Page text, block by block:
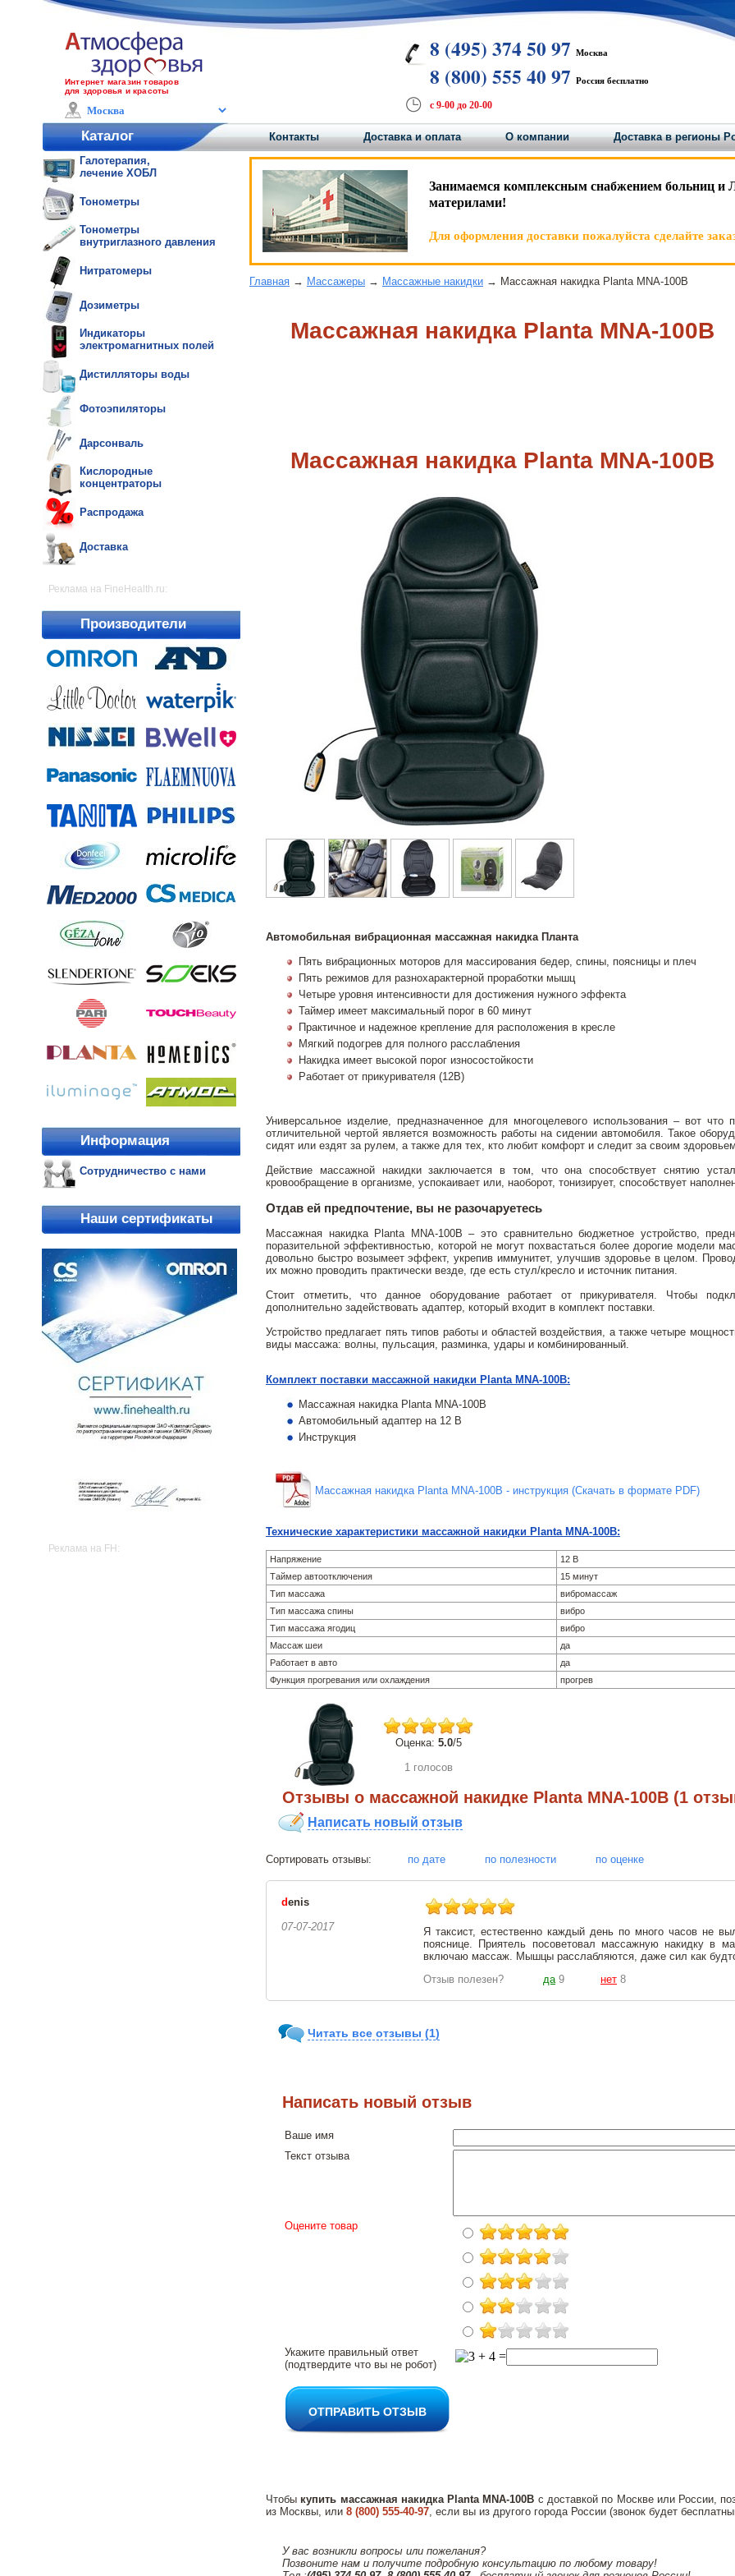
Интернет магазин товаров
для здоровья и красоты
8 (495) 374 50 97 Москва
8 (800) 555 40 97 Россия бесплатно
с 9-00 до 20-00
Каталог Контакты Доставка и оплата О компании
Доставка в регионы
Галотерапия,
лечение ХОБЛ
Тонометры
Тонометры
внутриглазного давления
Нитратомеры
Дозиметры
Индикаторы
электромагнитных полей
Дистилляторы воды
Фотоэпиляторы
Дарсонваль
Кислородные
концентраторы
Распродажа
Доставка
Реклама на FineHealth.ru:
Производители
Информация
Сотрудничество с нами
Наши сертификаты
Реклама на FH:
Занимаемся комплексным снабжением больниц
материлами!
Для оформления доставки пожалуйста сделайте
Главная → Массажеры → Массажные накидки → Массажная накидка Planta MNA-100B
Массажная накидка Planta MNA-100B
Массажная накидка Planta MNA-100B
Автомобильная вибрационная массажная накидка Планта
Пять вибрационных моторов для массирования бедер, спины, поясницы и плеч
Пять режимов для разнохарактерной проработки мышц
Четыре уровня интенсивности для достижения нужного эффекта
Таймер имеет максимальный порог в 60 минут
Практичное и надежное крепление для расположения в кресле
Мягкий подогрев для полного расслабления
Накидка имеет высокой порог износостойкости
Работает от прикуривателя (12В)
Универсальное изделие, предназначенное для многоцелевого использования – вот
отличительной чертой является возможность работы на сидении автомобиля. Такое
сидят или ездят за рулем, а также для тех, кто любит комфорт и следит за своим
Действие массажной накидки заключается в том, что она способствует снятию
кровообращение в организме, успокаивает или, наоборот, тонизирует, способствует
Отдав ей предпочтение, вы не разочаруетесь
Массажная накидка Planta MNA-100B – это сравнительно бюджетное устройство,
поразительной эффективностью, которой не могут похвастаться более дорогие модели
довольно быстро возымеет эффект, укрепив иммунитет, улучшив здоровье в целом.
их можно проводить практически везде, где есть стул/кресло и источник питания.
Стоит отметить, что данное оборудование работает от прикуривателя. Чтобы
дополнительно задействовать адаптер, который входит в комплект поставки.
Устройство предлагает пять типов работы и областей воздействия, а также четыре
виды массажа: волны, пульсация, разминка, удары и комбинированный.
Комплект поставки массажной накидки Planta MNA-100B:
Массажная накидка Planta MNA-100B
Автомобильный адаптер на 12 В
Инструкция
Массажная накидка Planta MNA-100B - инструкция (Скачать в формате PDF)
Технические характеристики массажной накидки Planta MNA-100B:
Напряжение
12 В
Таймер автоотключения
15 минут
Тип массажа
вибромассаж
Тип массажа спины
вибро
Тип массажа ягодиц
вибро
Массаж шеи
да
Работает в авто
да
Функция прогревания или охлаждения
прогрев
Оценка: 5.0/5
1 голосов
Отзывы o массажной накидке Planta MNA-100B (1
Написать новый отзыв
Сортировать отзывы: по дате по полезности по оценке
denis
07-07-2017
Я таксист, естественно каждый день по много часов не
пояснице. Приятель посоветовал массажную накидку в
включаю массаж. Мышцы расслабляются, даже сил как
Отзыв полезен? да 9 нет 8
Читать все отзывы (1)
Написать новый отзыв
Ваше имя
Текст отзыва
Оцените товар
Укажите правильный ответ
(подтвердите что вы не робот)
ОТПРАВИТЬ ОТЗЫВ
Чтобы купить массажная накидка Planta MNA-100B с доставкой по Москве или России,
из Москвы, или 8 (800) 555-40-97, если вы из другого города России (звонок будет
У вас возникли вопросы или пожелания?
Позвоните нам и получите подробную консультацию по любому товару!